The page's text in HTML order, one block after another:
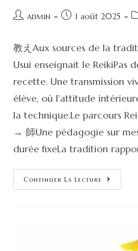
admin 1 août 2025
教えAux sources de la
Usui enseignait le ReikiPas
recette. Une transmission
élève, où l'attitude
la technique.Le parcours
→ 師Une pédagogie sur
durée fixeLa tradition
Continuer La Lecture